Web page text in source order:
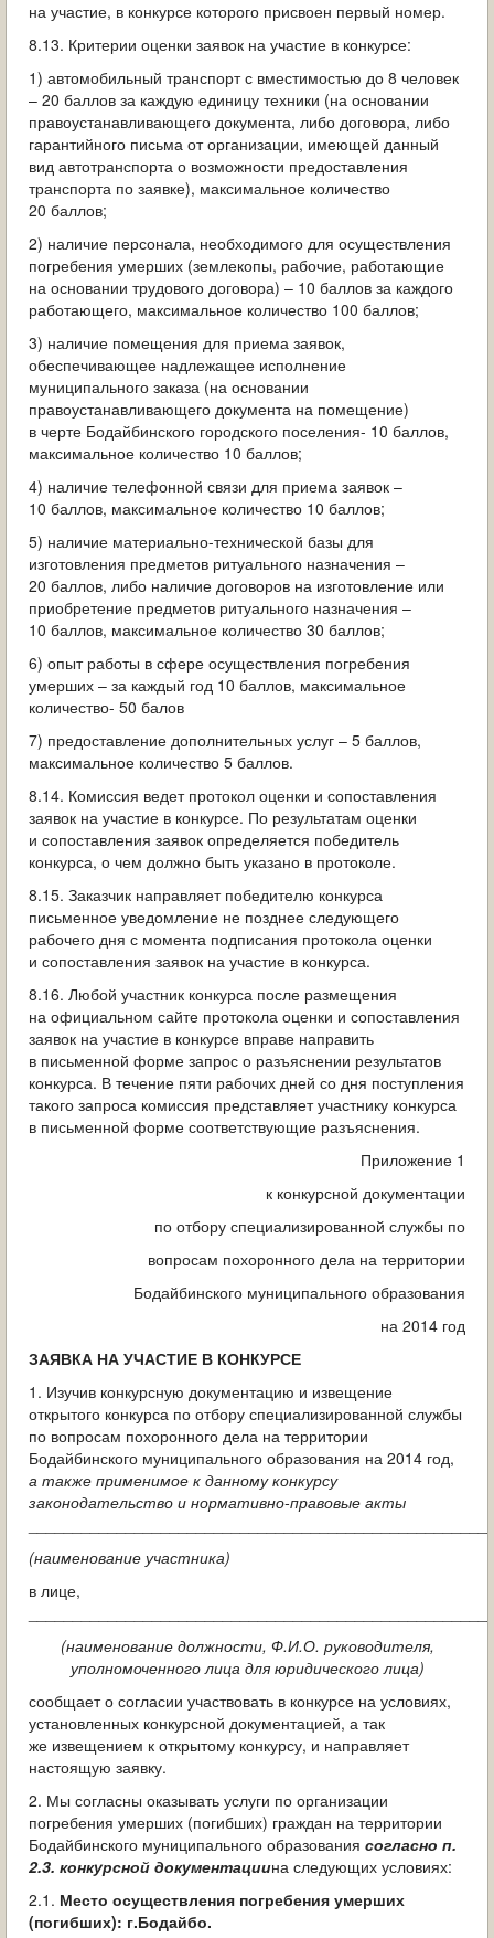
на участие, в конкурсе которого присвоен первый номер.
8.13. Критерии оценки заявок на участие в конкурсе:
1) автомобильный транспорт с вместимостью до 8 человек
– 20 баллов за каждую единицу техники (на основании
правоустанавливающего документа, либо договора, либо
гарантийного письма от организации, имеющей данный
вид автотранспорта о возможности предоставления
транспорта по заявке), максимальное количество
20 баллов;
2) наличие персонала, необходимого для осуществления
погребения умерших (землекопы, рабочие, работающие
на основании трудового договора) – 10 баллов за каждого
работающего, максимальное количество 100 баллов;
3) наличие помещения для приема заявок,
обеспечивающее надлежащее исполнение
муниципального заказа (на основании
правоустанавливающего документа на помещение)
в черте Бодайбинского городского поселения- 10 баллов,
максимальное количество 10 баллов;
4) наличие телефонной связи для приема заявок –
10 баллов, максимальное количество 10 баллов;
5) наличие материально-технической базы для
изготовления предметов ритуального назначения –
20 баллов, либо наличие договоров на изготовление или
приобретение предметов ритуального назначения –
10 баллов, максимальное количество 30 баллов;
6) опыт работы в сфере осуществления погребения
умерших – за каждый год 10 баллов, максимальное
количество- 50 балов
7) предоставление дополнительных услуг – 5 баллов,
максимальное количество 5 баллов.
8.14. Комиссия ведет протокол оценки и сопоставления
заявок на участие в конкурсе. По результатам оценки
и сопоставления заявок определяется победитель
конкурса, о чем должно быть указано в протоколе.
8.15. Заказчик направляет победителю конкурса
письменное уведомление не позднее следующего
рабочего дня с момента подписания протокола оценки
и сопоставления заявок на участие в конкурса.
8.16. Любой участник конкурса после размещения
на официальном сайте протокола оценки и сопоставления
заявок на участие в конкурсе вправе направить
в письменной форме запрос о разъяснении результатов
конкурса. В течение пяти рабочих дней со дня поступления
такого запроса комиссия представляет участнику конкурса
в письменной форме соответствующие разъяснения.
Приложение 1
к конкурсной документации
по отбору специализированной службы по
вопросам похоронного дела на территории
Бодайбинского муниципального образования
на 2014 год
ЗАЯВКА НА УЧАСТИЕ В КОНКУРСЕ
1. Изучив конкурсную документацию и извещение
открытого конкурса по отбору специализированной службы
по вопросам похоронного дела на территории
Бодайбинского муниципального образования на 2014 год,
а также применимое к данному конкурсу
законодательство и нормативно-правовые акты
(наименование участника)
в лице,
(наименование должности, Ф.И.О. руководителя,
уполномоченного лица для юридического лица)
сообщает о согласии участвовать в конкурсе на условиях,
установленных конкурсной документацией, а так
же извещением к открытому конкурсу, и направляет
настоящую заявку.
2. Мы согласны оказывать услуги по организации
погребения умерших (погибших) граждан на территории
Бодайбинского муниципального образования согласно п.
2.3. конкурсной документациина следующих условиях:
2.1. Место осуществления погребения умерших
(погибших): г.Бодайбо.